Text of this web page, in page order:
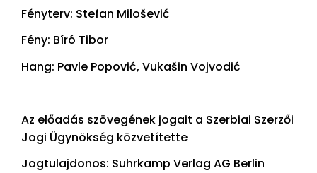
Fényterv: Stefan Milošević
Fény: Bíró Tibor
Hang: Pavle Popović, Vukašin Vojvodić
Az előadás szövegének jogait a Szerbiai Szerzői
Jogi Ügynökség közvetítette
Jogtulajdonos: Suhrkamp Verlag AG Berlin